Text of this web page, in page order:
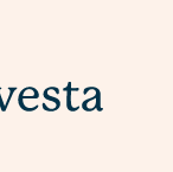
Assurances